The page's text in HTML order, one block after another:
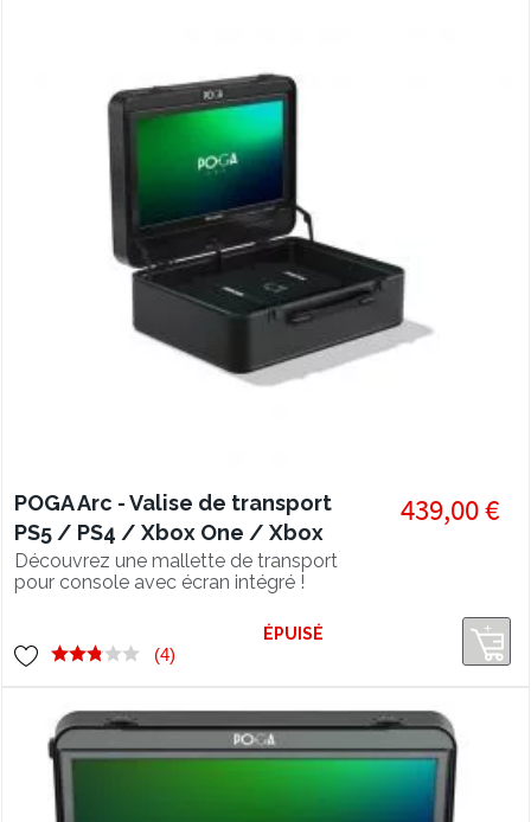
POGA Arc - Valise de transport
PS5 / PS4 / Xbox One / Xbox
Series S
Découvrez une mallette de transport
pour console avec écran intégré !
compatible avec les dernières
consoles du moment !
439,00 €
(4)
ÉPUISÉ